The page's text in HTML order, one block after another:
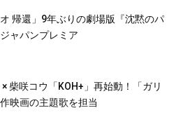
オ 帰還」9年ぶりの劇場版『沈黙のパ
ャパンプレミア
柴咲コウ「KOH+」再始動！「ガリ
映画の主題歌を担当